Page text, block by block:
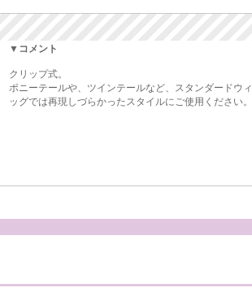
▼コメント
クリップ式。
ポニーテールや、ツインテールなど、スタンダードウィ
ッグでは再現しづらかったスタイルにご使用ください。